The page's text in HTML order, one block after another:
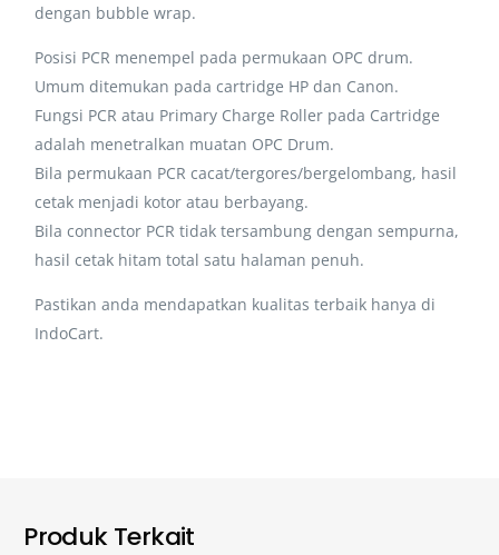
dengan bubble wrap.
Posisi PCR menempel pada permukaan OPC drum.
Umum ditemukan pada cartridge HP dan Canon.
Fungsi PCR atau Primary Charge Roller pada Cartridge
adalah menetralkan muatan OPC Drum.
Bila permukaan PCR cacat/tergores/bergelombang, hasil
cetak menjadi kotor atau berbayang.
Bila connector PCR tidak tersambung dengan sempurna,
hasil cetak hitam total satu halaman penuh.
Pastikan anda mendapatkan kualitas terbaik hanya di
IndoCart.
Produk Terkait